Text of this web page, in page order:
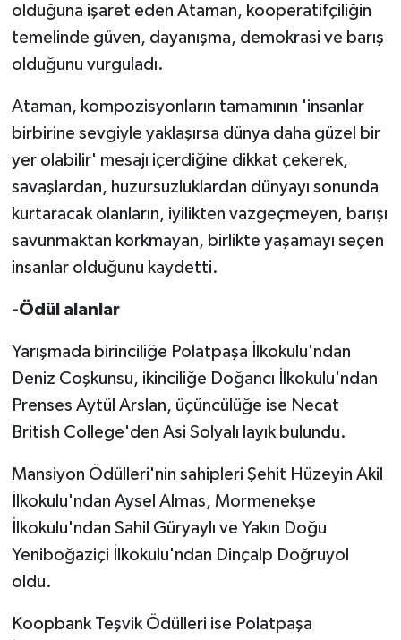
olduğuna işaret eden Ataman, kooperatifçiliğin
temelinde güven, dayanışma, demokrasi ve barış
olduğunu vurguladı.
Ataman, kompozisyonların tamamının 'insanlar
birbirine sevgiyle yaklaşırsa dünya daha güzel bir
yer olabilir' mesajı içerdiğine dikkat çekerek,
savaşlardan, huzursuzluklardan dünyayı sonunda
kurtaracak olanların, iyilikten vazgeçmeyen, barışı
savunmaktan korkmayan, birlikte yaşamayı seçen
insanlar olduğunu kaydetti.
-Ödül alanlar
Yarışmada birinciliğe Polatpaşa İlkokulu'ndan
Deniz Coşkunsu, ikinciliğe Doğancı İlkokulu'ndan
Prenses Aytül Arslan, üçüncülüğe ise Necat
British College'den Asi Solyalı layık bulundu.
Mansiyon Ödülleri'nin sahipleri Şehit Hüzeyin Akil
İlkokulu'ndan Aysel Almas, Mormenekşe
İlkokulu'ndan Sahil Güryaylı ve Yakın Doğu
Yeniboğaziçi İlkokulu'ndan Dinçalp Doğruyol
oldu.
Koopbank Teşvik Ödülleri ise Polatpaşa